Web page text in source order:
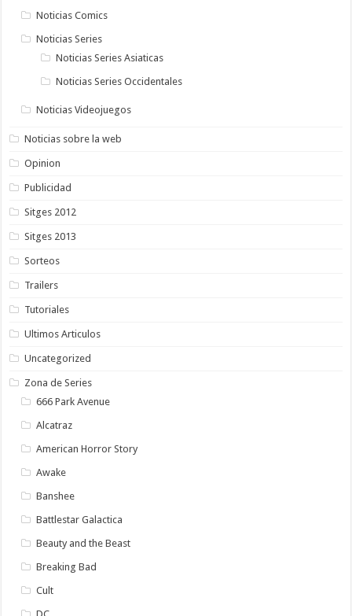
Noticias Comics
Noticias Series
Noticias Series Asiaticas
Noticias Series Occidentales
Noticias Videojuegos
Noticias sobre la web
Opinion
Publicidad
Sitges 2012
Sitges 2013
Sorteos
Trailers
Tutoriales
Ultimos Articulos
Uncategorized
Zona de Series
666 Park Avenue
Alcatraz
American Horror Story
Awake
Banshee
Battlestar Galactica
Beauty and the Beast
Breaking Bad
Cult